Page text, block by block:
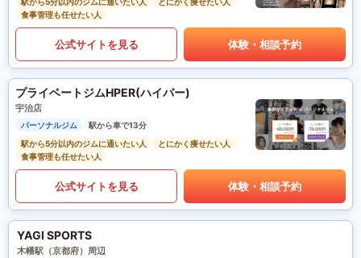
駅から5分以内のジムに通いたい人
とにかく痩せたい人
食事管理も任せたい人
公式サイトを見る 体験・相談予約
プライベートジムHPER(ハイパー)
宇治店
パーソナルジム
駅から車で13分
駅から5分以内のジムに通いたい人
とにかく痩せたい人
食事管理も任せたい人
公式サイトを見る 体験・相談予約
YAGI SPORTS
木幡駅（京都府）周辺